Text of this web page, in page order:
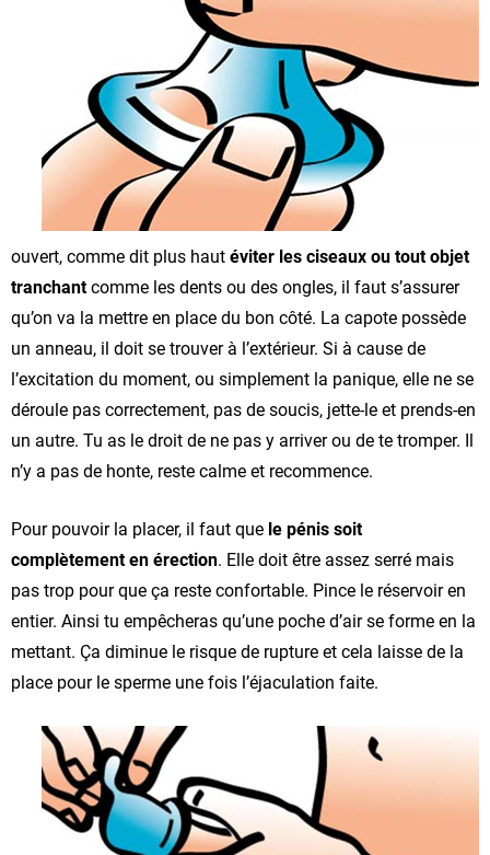
ouvert, comme dit plus haut éviter les ciseaux ou tout objet
tranchantcomme les dents ou des ongles, il faut s’assurer
qu’on va la mettre en place du bon côté. La capote possède
un anneau, il doit se trouver à l’extérieur. Si à cause de
l’excitation du moment, ou simplement la panique, elle ne se
déroule pas correctement, pas de soucis, jette-le et prends-en
un autre. Tu as le droit de ne pas y arriver ou de te tromper. Il
n’y a pas de honte, reste calme et recommence.
Pour pouvoir la placer, il faut que le pénis soit
complètement en érection. Elle doit être assez serré mais
pas trop pour que ça reste confortable. Pince le réservoir en
entier. Ainsi tu empêcheras qu’une poche d’air se forme en la
mettant. Ça diminue le risque de rupture et cela laisse de la
place pour le sperme une fois l’éjaculation faite.